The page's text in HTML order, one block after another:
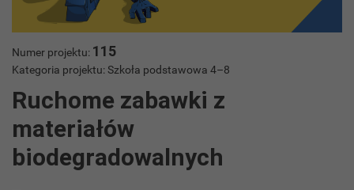
Numer projektu: 115
Kategoria projektu: Szkoła podstawowa 4–8
Ruchome zabawki z
materiałów
biodegradowalnych